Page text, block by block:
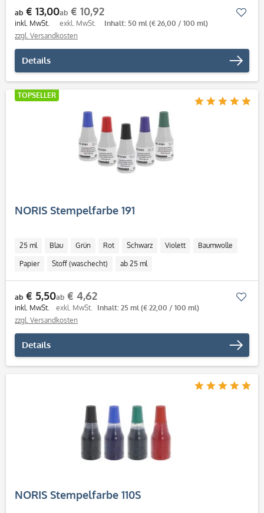
ab € 13,00
inkl. MwSt.
ab € 10,92
exkl. MwSt. Inhalt: 50 ml (€ 26,00 / 100 ml)
zzgl. Versandkosten
Details
TOPSELLER
NORIS Stempelfarbe 191
25 ml Blau Grün Rot Schwarz Violett Baumwolle
Papier Stoff (waschecht) ab 25 ml
ab € 5,50
inkl. MwSt.
ab € 4,62
exkl. MwSt. Inhalt: 25 ml (€ 22,00 / 100 ml)
zzgl. Versandkosten
Details
NORIS Stempelfarbe 110S